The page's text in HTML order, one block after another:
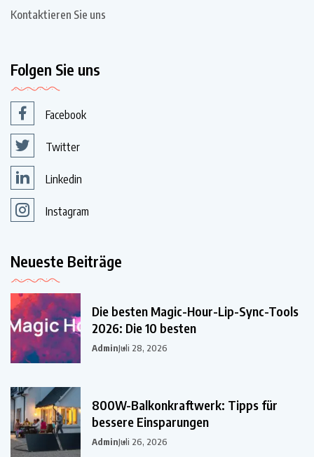
Kontaktieren Sie uns
Folgen Sie uns
Facebook
Twitter
Linkedin
Instagram
Neueste Beiträge
Die besten Magic-Hour-Lip-Sync-Tools
2026: Die 10 besten
AdminJuli 28, 2026
800W-Balkonkraftwerk: Tipps für
bessere Einsparungen
AdminJuli 26, 2026